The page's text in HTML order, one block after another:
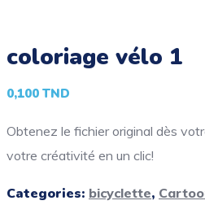
coloriage vélo 1
0,100 TND
Obtenez le fichier original dès
votre créativité en un clic!
Categories: bicyclette,